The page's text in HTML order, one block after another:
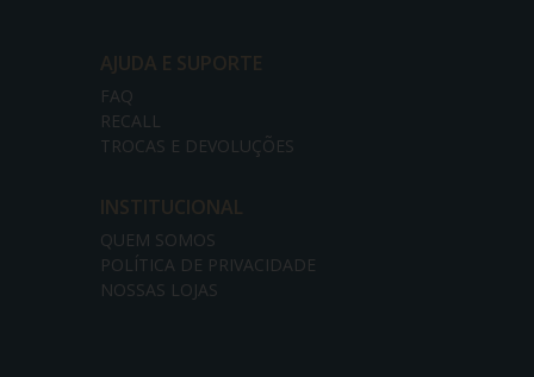
AJUDA E SUPORTE
FAQ
RECALL
TROCAS E DEVOLUÇÕES
INSTITUCIONAL
QUEM SOMOS
POLÍTICA DE PRIVACIDADE
NOSSAS LOJAS